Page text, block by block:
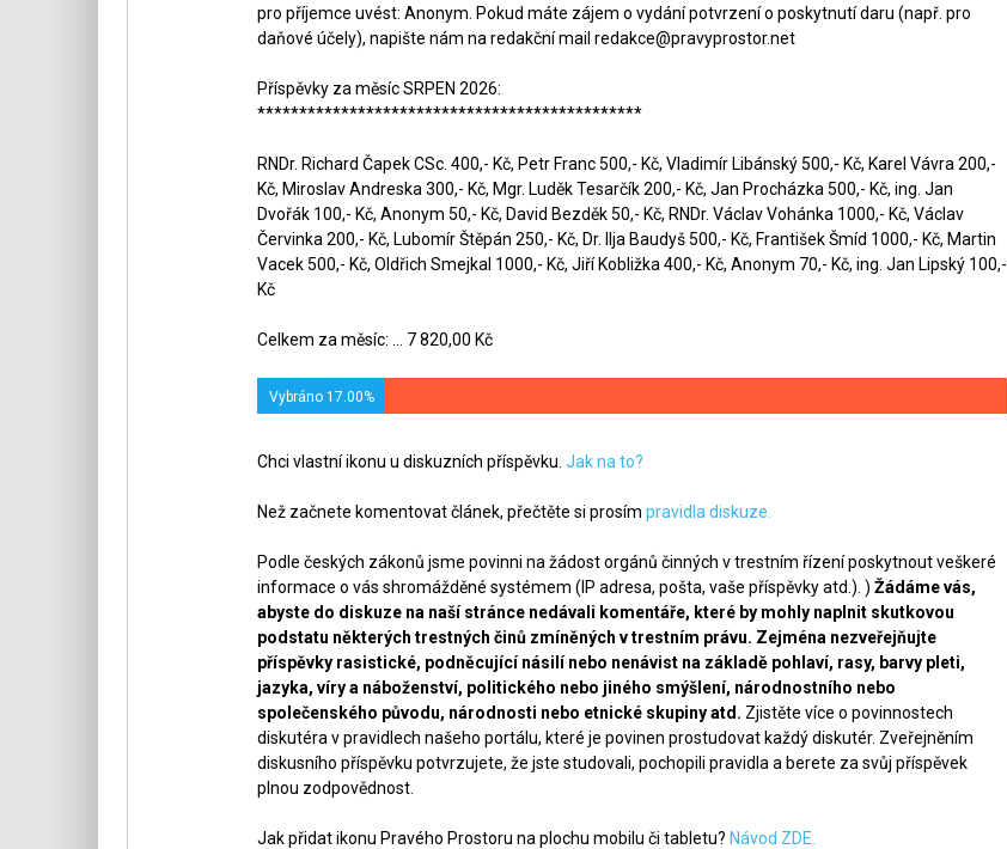
pro příjemce uvést: Anonym. Pokud máte zájem o vydání potvrzení o poskytnutí daru (např. pro
daňové účely), napište nám na redakční mail redakce@pravyprostor.net
Příspěvky za měsíc SRPEN 2026:
**********************************************
RNDr. Richard Čapek CSc. 400,- Kč, Petr Franc 500,- Kč, Vladimír Libánský 500,- Kč, Karel Vávra 200,-
Kč, Miroslav Andreska 300,- Kč, Mgr. Luděk Tesarčík 200,- Kč, Jan Procházka 500,- Kč, ing. Jan
Dvořák 100,- Kč, Anonym 50,- Kč, David Bezděk 50,- Kč, RNDr. Václav Vohánka 1000,- Kč, Václav
Červinka 200,- Kč, Lubomír Štěpán 250,- Kč, Dr. Ilja Baudyš 500,- Kč, František Šmíd 1000,- Kč, Martin
Vacek 500,- Kč, Oldřich Smejkal 1000,- Kč, Jiří Kobližka 400,- Kč, Anonym 70,- Kč, ing. Jan Lipský 100,-
Kč
Celkem za měsíc: ... 7 820,00 Kč
Vybráno 17.00%
Chci vlastní ikonu u diskuzních příspěvku. Jak na to?
Než začnete komentovat článek, přečtěte si prosím pravidla diskuze.
Podle českých zákonů jsme povinni na žádost orgánů činných v trestním řízení poskytnout veškeré
informace o vás shromážděné systémem (IP adresa, pošta, vaše příspěvky atd.). ) Žádáme vás,
abyste do diskuze na naší stránce nedávali komentáře, které by mohly naplnit skutkovou
podstatu některých trestných činů zmíněných v trestním právu. Zejména nezveřejňujte
příspěvky rasistické, podněcující násilí nebo nenávist na základě pohlaví, rasy, barvy pleti,
jazyka, víry a náboženství, politického nebo jiného smýšlení, národnostního nebo
společenského původu, národnosti nebo etnické skupiny atd. Zjistěte více o povinnostech
diskutéra v pravidlech našeho portálu, které je povinen prostudovat každý diskutér. Zveřejněním
diskusního příspěvku potvrzujete, že jste studovali, pochopili pravidla a berete za svůj příspěvek
plnou zodpovědnost.
Jak přidat ikonu Pravého Prostoru na plochu mobilu či tabletu? Návod ZDE.